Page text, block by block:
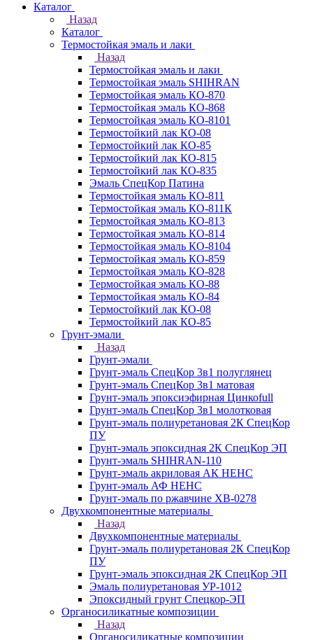
Каталог
Назад
Каталог
Термостойкая эмаль и лаки
Назад
Термостойкая эмаль и лаки
Термостойкая эмаль SHIHRAN
Термостойкая эмаль КО-870
Термостойкая эмаль КО-868
Термостойкая эмаль КО-8101
Термостойкий лак КО-08
Термостойкий лак КО-85
Термостойкий лак КО-815
Термостойкий лак КО-835
Эмаль СпецКор Патина
Термостойкая эмаль КО-811
Термостойкая эмаль КО-811К
Термостойкая эмаль КО-813
Термостойкая эмаль КО-814
Термостойкая эмаль КО-8104
Термостойкая эмаль КО-859
Термостойкая эмаль КО-828
Термостойкая эмаль КО-88
Термостойкая эмаль КО-84
Термостойкий лак КО-08
Термостойкий лак КО-85
Грунт-эмали
Назад
Грунт-эмали
Грунт-эмаль СпецКор 3в1 полуглянец
Грунт-эмаль СпецКор 3в1 матовая
Грунт-эмаль эпоксиэфирная Цинкоfull
Грунт-эмаль СпецКор 3в1 молотковая
Грунт-эмаль полиуретановая 2К СпецКор
ПУ
Грунт-эмаль эпоксидная 2К СпецКор ЭП
Грунт-эмаль SHIHRAN-110
Грунт-эмаль акриловая АК НЕНС
Грунт-эмаль АФ НЕНС
Грунт-эмаль по ржавчине ХВ-0278
Двухкомпонентные материалы
Назад
Двухкомпонентные материалы
Грунт-эмаль полиуретановая 2К СпецКор
ПУ
Грунт-эмаль эпоксидная 2К СпецКор ЭП
Эмаль полиуретановая УР-1012
Эпоксидный грунт Спецкор-ЭП
Органосиликатные композиции
Назад
Органосиликатные композиции